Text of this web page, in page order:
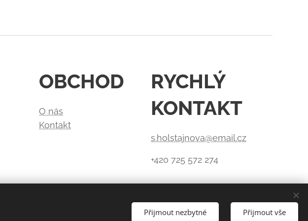
OBCHOD
O nás
Kontakt
RYCHLÝ
KONTAKT
s.holstajnova@email.cz
+420 725 572 274
Přijmout nezbytné Přijmout vše